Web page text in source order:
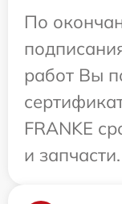
По
работ Вы
FRANKE
и запчасти.